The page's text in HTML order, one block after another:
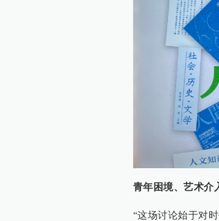
青年困境、艺术介
“这场讨论始于对